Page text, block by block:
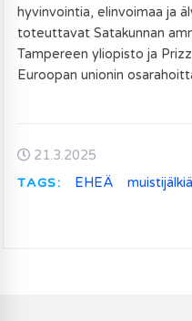
hyvinvointia, elinvoimaa ja
toteuttavat Satakunnan
Tampereen yliopisto ja
Euroopan unionin
21.3.2025
TAGS:
EHEÄ muistijälkiä